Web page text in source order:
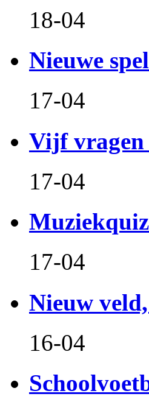
18-04
Nieuwe
17-04
Vijf vragen
17-04
17-04
Nieuw
16-04